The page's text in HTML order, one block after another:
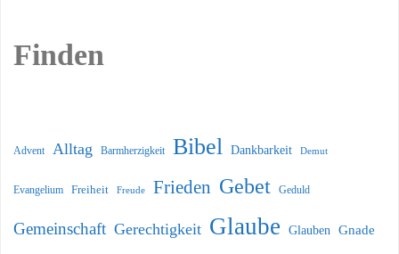
Finden
Advent Alltag Barmherzigkeit Bibel Dankbarkeit Demut
Evangelium Freiheit Freude Frieden Gebet Geduld
Gemeinschaft Gerechtigkeit Glaube Glauben Gnade